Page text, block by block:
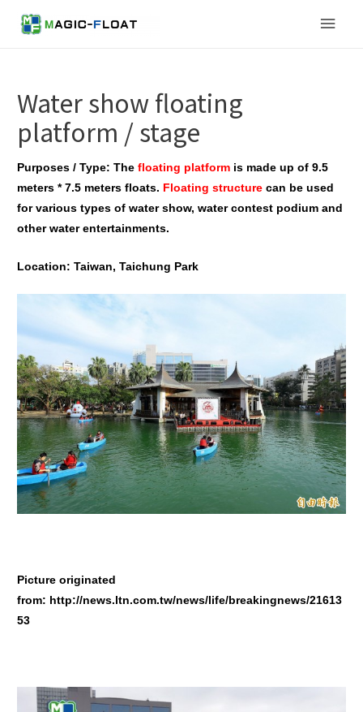
Main
Water show floating
platform / stage
Purposes / Type: Thefloating platform is made up of 9.5
meters * 7.5 meters floats. Floating structure can be used
for various types of water show, water contest podium and
other water entertainments.
Location: Taiwan, Taichung Park
Picture originated
from: http://news.ltn.com.tw/news/life/breakingnews/21613
53